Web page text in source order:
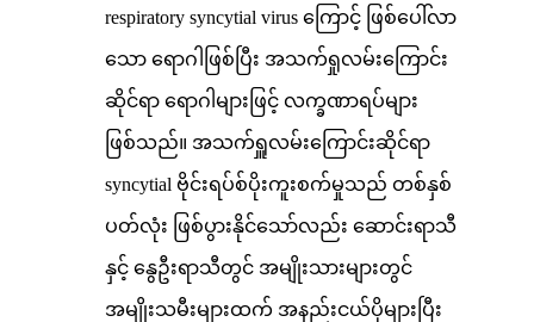
respiratory syncytial virus ကြောင့် ဖြစ်ပေါ်လာ
သော ရောဂါဖြစ်ပြီး အသက်ရှုလမ်းကြောင်း
ဆိုင်ရာ ရောဂါများဖြင့် လက္ခဏာရပ်များ
ဖြစ်သည်။ အသက်ရှူလမ်းကြောင်းဆိုင်ရာ
syncytial ဗိုင်းရပ်စ်ပိုးကူးစက်မှုသည် တစ်နှစ်
ပတ်လုံး ဖြစ်ပွားနိုင်သော်လည်း ဆောင်းရာသီ
နှင့် နွေဦးရာသီတွင် အမျိုးသားများတွင်
အမျိုးသမီးများထက် အနည်းငယ်ပိုများပြီး